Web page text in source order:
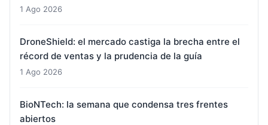
1 Ago 2026
DroneShield: el mercado castiga la brecha entre el
récord de ventas y la prudencia de la guía
1 Ago 2026
BioNTech: la semana que condensa tres frentes
abiertos